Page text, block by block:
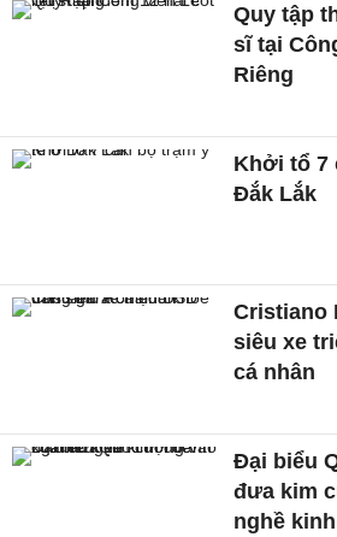
Quy tập
sĩ tại
Riêng
Khởi tổ 7
Đắk Lắk
Cristiano
siêu xe
cá nhân
Đại biểu
đưa kim
nghề